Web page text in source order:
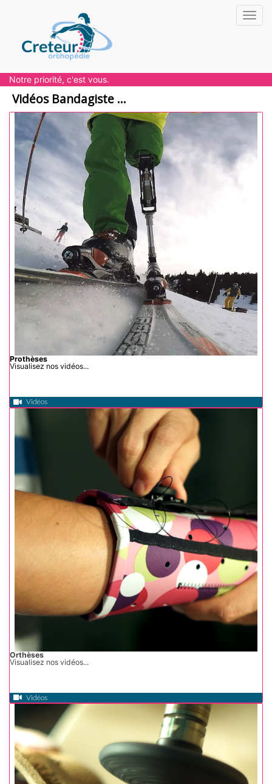
Notre priorité, c'est vous.
Vidéos Bandagiste ...
Prothèses
Visualisez nos vidéos...
Vidéos
Orthèses
Visualisez nos vidéos...
Vidéos